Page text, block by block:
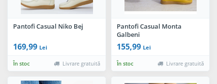
Pantofi Casual Niko Bej
169,99 Lei
În stoc Livrare gratuită
Pantofi Casual Monta
Galbeni
155,99 Lei
În stoc Livrare gratuită